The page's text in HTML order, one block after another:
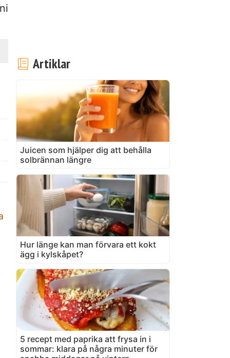
Artiklar
Juicen som hjälper dig att behålla
solbrännan längre
Hur länge kan man förvara ett kokt
ägg i kylskåpet?
5 recept med paprika att frysa in i
sommar: klara på några minuter för